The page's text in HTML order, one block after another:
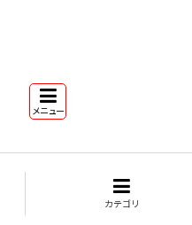
メニュー
カテゴリ